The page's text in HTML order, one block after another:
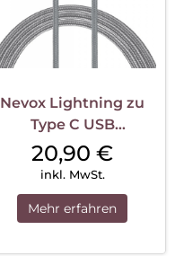
Nevox Lightning zu
Type C USB
Datenkabel MFi
Nylon...
20,90 €
inkl. MwSt.
Mehr erfahren